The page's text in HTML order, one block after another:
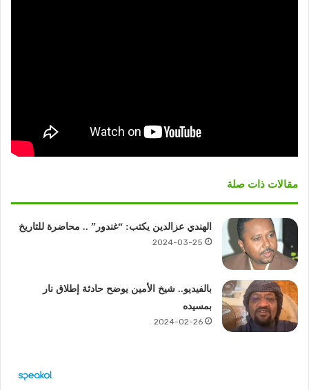
مقالات ذات صلة
الهندي عزالدين يكتب: “غندور” .. محاضرة للتاريخ
2024-03-25
بالفيديو.. شيخ الأمين يوضح حادثة إطلاق نار
بمسيده
2024-02-26